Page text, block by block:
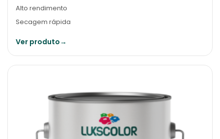
Alto rendimento
Secagem rápida
Ver produto→